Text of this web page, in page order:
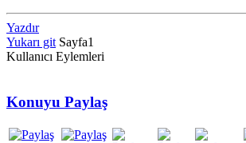
Yazdır
Yukarı git Sayfa1
Kullanıcı Eylemleri
Konuyu Paylaş